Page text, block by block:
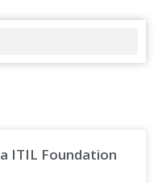
ITIL Foundation